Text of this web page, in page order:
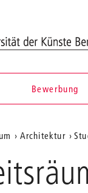
Berlin
Bewerbung
Architektur